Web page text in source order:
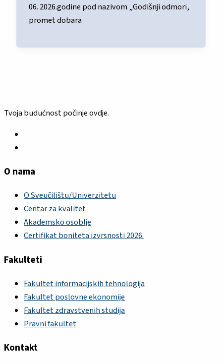
06. 2026.godine pod nazivom „Godišnji odmori,
promet dobara
Tvoja budućnost počinje ovdje.
O nama
O Sveučilištu/Univerzitetu
Centar za kvalitet
Akademsko osoblje
Certifikat boniteta izvrsnosti 2026.
Fakulteti
Fakultet informacijskih tehnologija
Fakultet poslovne ekonomije
Fakultet zdravstvenih studija
Pravni fakultet
Kontakt